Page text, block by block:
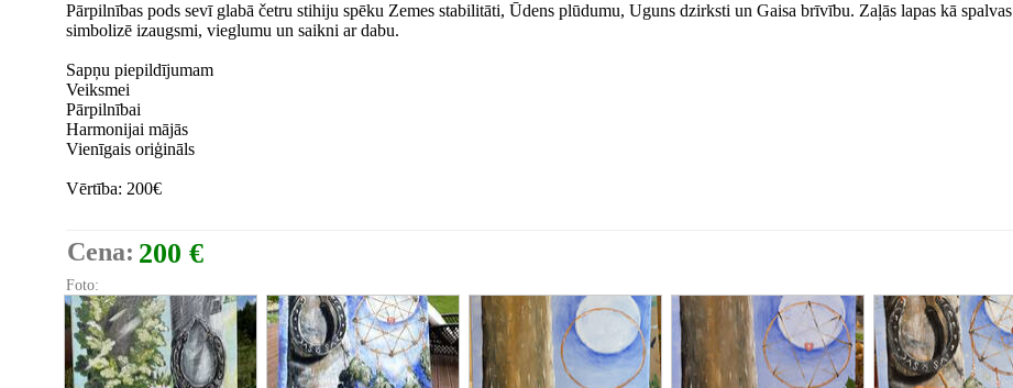
Pārpilnības pods sevī glabā četru stihiju spēku Zemes stabilitāti, Ūdens plūdumu, Uguns dzirksti un Gaisa brīvību. Zaļās lapas kā spalvas
simbolizē izaugsmi, vieglumu un saikni ar dabu.
Sapņu piepildījumam
Veiksmei
Pārpilnībai
Harmonijai mājās
Vienīgais oriģināls
Vērtība: 200€
Cena: 200 €
Foto: